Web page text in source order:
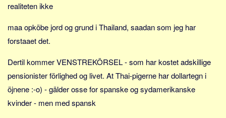
Webstedet
Forhistorien
Redigering
Tekstannoncer
Bannere
Hjælp
realiteten ikke
maa opköbe jord og grund i Thailand, saadan som jeg har
forstaaet det.
Dertil kommer VENSTREKÖRSEL - som har kostet adskillige
pensionister förlighed og livet. At Thai-pigerne har dollartegn i
öjnene :-o) - gälder osse for spanske og sydamerikanske
kvinder - men med spansk